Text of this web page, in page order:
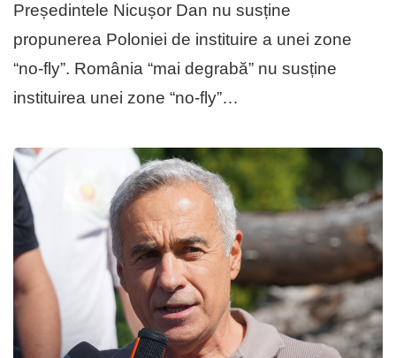
Președintele Nicușor Dan nu susține
propunerea Poloniei de instituire a unei zone
“no-fly”. România “mai degrabă” nu susține
instituirea unei zone “no-fly”…